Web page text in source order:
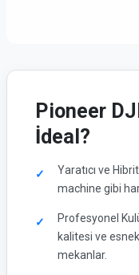
Pioneer
İdeal?
Yaratıcı ve
machine gibi
Profesyonel
kalitesi ve
mekanlar.